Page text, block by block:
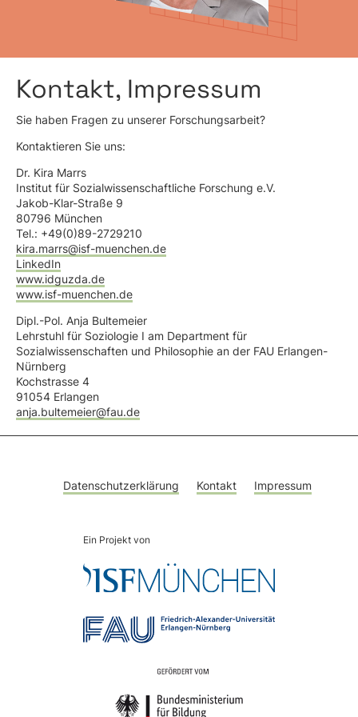
Kontakt, Impressum
Sie haben Fragen zu unserer Forschungsarbeit?
Kontaktieren Sie uns:
Dr. Kira Marrs
Institut für Sozialwissenschaftliche Forschung e.V.
Jakob-Klar-Straße 9
80796 München
Tel.: +49(0)89-2729210
kira.marrs@isf-muenchen.de
LinkedIn
www.idguzda.de
www.isf-muenchen.de
Dipl.-Pol. Anja Bultemeier
Lehrstuhl für Soziologie I am Department für
Sozialwissenschaften und Philosophie an der FAU Erlangen-
Nürnberg
Kochstrasse 4
91054 Erlangen
anja.bultemeier@fau.de
Datenschutzerklärung Kontakt Impressum
Ein Projekt von